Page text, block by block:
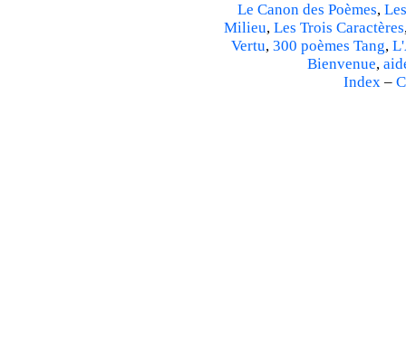
Le Canon des Poèmes,
Milieu, Les Trois Caractères
Vertu, 300 poèmes Tang,
Bienvenue,
Index–